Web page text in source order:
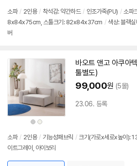
소파 / 2인용 / 착석감: 약간하드 / 인조가죽(PU) / 소파
8x84x75cm, 스툴크기: 82x84x37cm / 색상: 블랙
버
상
품
색
상
상
품
상
바오트 앤고 아쿠아
툴별도)
99,000원 (5몰)
23.06. 등록
소파 / 2인용 / 기능성패브릭 / 크기(가로x세로x높이):
이트그레이, 아이보리